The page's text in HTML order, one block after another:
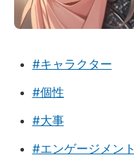
#キャラクター
#個性
#大事
#エンゲージメント